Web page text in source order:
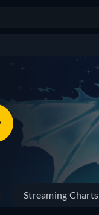
Streaming Charts